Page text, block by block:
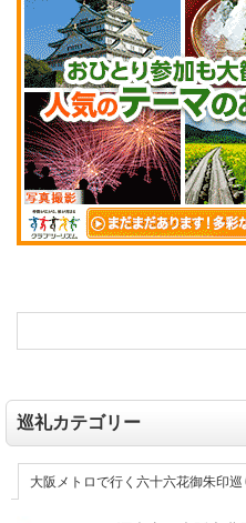
巡礼カテゴリー
大阪メトロで行く六十六花御朱印巡